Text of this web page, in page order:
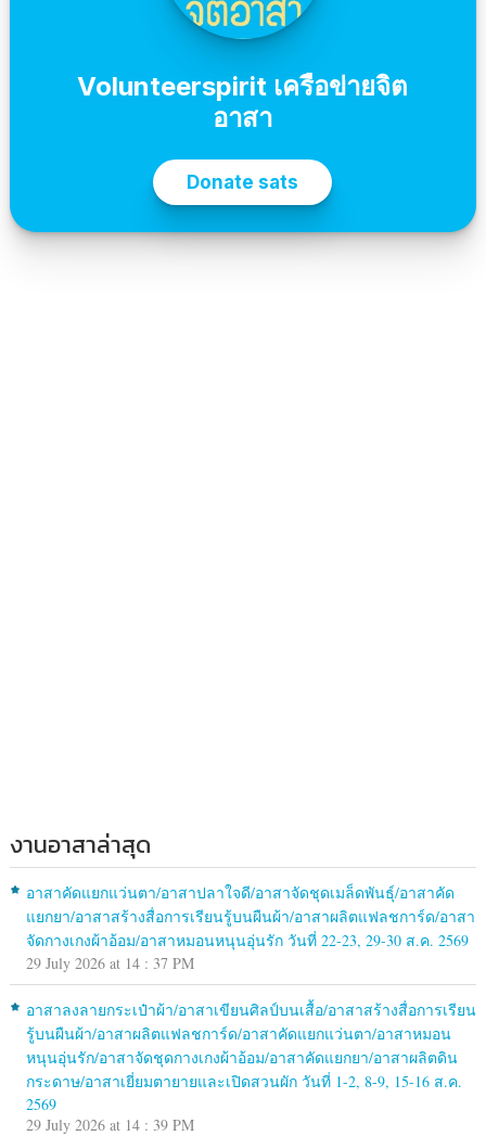
งานอาสาล่าสุด
อาสาคัดแยกแว่นตา/อาสาปลาใจดี/อาสาจัดชุดเมล็ดพันธุ์/อาสาคัด
แยกยา/อาสาสร้างสื่อการเรียนรู้บนผืนผ้า/อาสาผลิตแฟลชการ์ด/อาสา
จัดกางเกงผ้าอ้อม/อาสาหมอนหนุนอุ่นรัก วันที่ 22-23, 29-30 ส.ค. 2569
29 July 2026 at 14 : 37 PM
อาสาลงลายกระเป๋าผ้า/อาสาเขียนศิลป์บนเสื้อ/อาสาสร้างสื่อการเรียน
รู้บนผืนผ้า/อาสาผลิตแฟลชการ์ด/อาสาคัดแยกแว่นตา/อาสาหมอน
หนุนอุ่นรัก/อาสาจัดชุดกางเกงผ้าอ้อม/อาสาคัดแยกยา/อาสาผลิตดิน
กระดาษ/อาสาเยี่ยมตายายและเปิดสวนผัก วันที่ 1-2, 8-9, 15-16 ส.ค.
2569
29 July 2026 at 14 : 39 PM